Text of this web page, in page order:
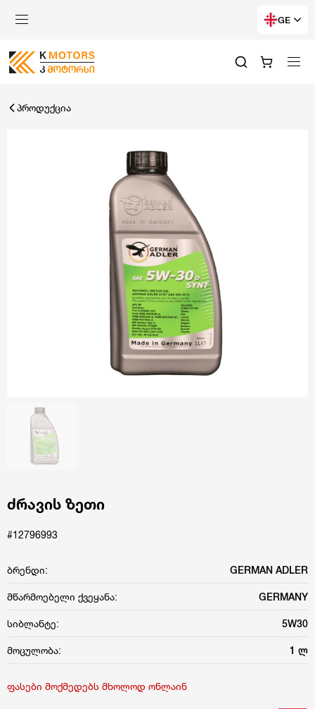
GE
პროდუქცია
ძრავის ზეთი
#12796993
ბრენდი: GERMAN ADLER
მწარმოებელი ქვეყანა: GERMANY
სიბლანტე: 5W30
მოცულობა: 1 ლ
ფასები მოქმედებს მხოლოდ ონლაინ